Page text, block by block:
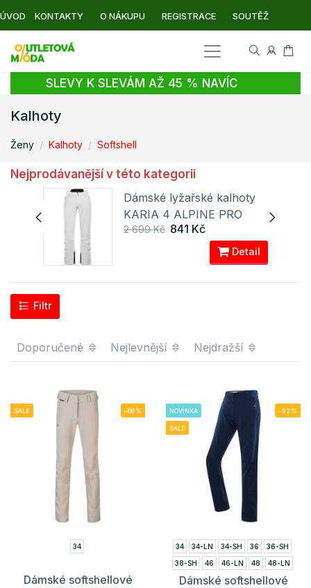
ÚVOD KONTAKTY O NÁKUPU REGISTRACE SOUTĚŽ
SLEVY K SLEVÁM AŽ 45 % NAVÍC
Kalhoty
Ženy Kalhoty Softshell
Nejprodávanější v této kategorii
Dámské lyžařské kalhoty
KARIA 4 ALPINE PRO
2 699 Kč 841 Kč
Detail
Filtr
Doporučené Nejlevnější Nejdražší
SALE -66%
34
Dámské softshellové
NOVINKA
SALE
-52%
34 34-LN 34-SH 36
36-SH
38-SH
46 46-LN 48
48-LN
48-SH
Dámské softshellové